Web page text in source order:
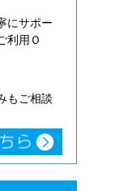
にサポー
利用Ｏ
もご相談